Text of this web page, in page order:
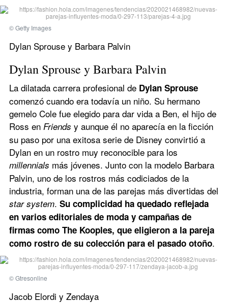
© Getty Images
Dylan Sprouse y Barbara Palvin
Dylan Sprouse y Barbara Palvin
La dilatada carrera profesional de Dylan Sprouse
comenzó cuando era todavía un niño. Su hermano
gemelo Cole fue elegido para dar vida a Ben, el hijo de
Ross en Friends y aunque él no aparecía en la ficción
su paso por una exitosa serie de Disney convirtió a
millennials más jóvenes. Junto con la modelo Barbara
Palvin, uno de los rostros más codiciados de la
star system. Su complicidad ha quedado reflejada
en varios editoriales de moda y campañas de
firmas como The Kooples, que eligieron a la pareja
como rostro de su colección para el pasado otoño.
© Gtresonline
Jacob Elordi y Zendaya